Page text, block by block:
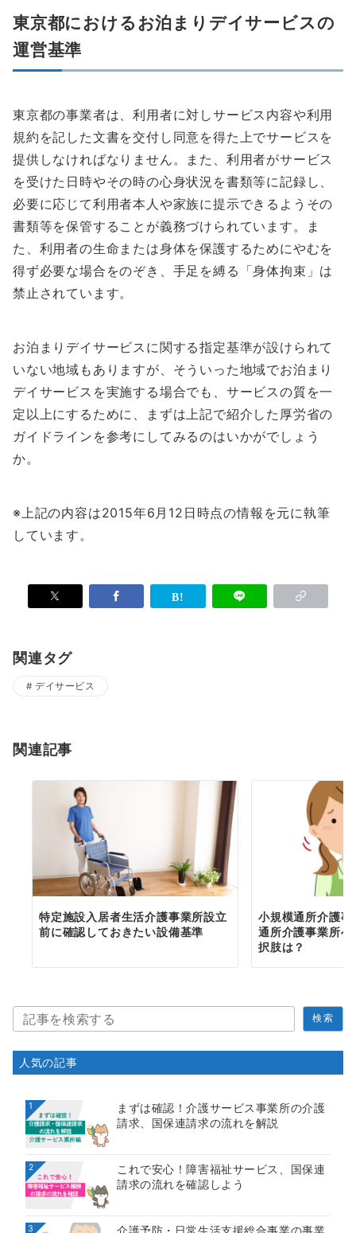
東京都におけるお泊まりデイサービスの
運営基準
東京都の事業者は、利用者に対しサービス内容や利用
規約を記した文書を交付し同意を得た上でサービスを
提供しなければなりません。また、利用者がサービス
を受けた日時やその時の心身状況を書類等に記録し、
必要に応じて利用者本人や家族に提示できるようその
書類等を保管することが義務づけられています。ま
た、利用者の生命または身体を保護するためにやむを
得ず必要な場合をのぞき、手足を縛る「身体拘束」は
禁止されています。
お泊まりデイサービスに関する指定基準が設けられて
いない地域もありますが、そういった地域でお泊まり
デイサービスを実施する場合でも、サービスの質を一
定以上にするために、まずは上記で紹介した厚労省の
ガイドラインを参考にしてみるのはいかがでしょう
か。
※上記の内容は2015年6月12日時点の情報を元に執筆
しています。
関連タグ
デイサービス
関連記事
特定施設入居者生活介護事業所設立
前に確認しておきたい設備基準
小規模通所介護
通所介護事業所
択肢は？
検
索
検索
人気の記事
1
まずは確認！介護サービス事業所の介護
請求、国保連請求の流れを解説
2
これで安心！障害福祉サービス、国保連
請求の流れを確認しよう
3
介護予防・日常生活支援総合事業の事業